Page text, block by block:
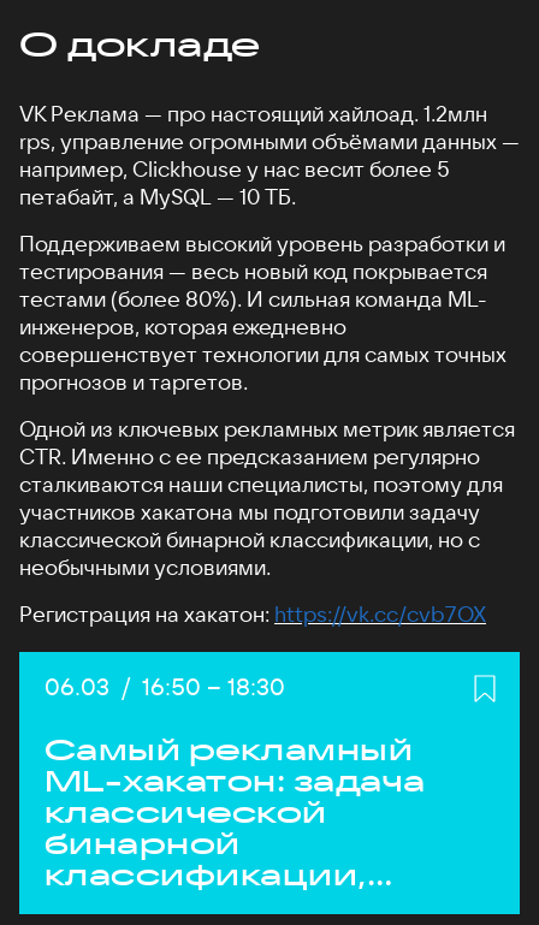
О докладе
VK Реклама — про настоящий хайлоад. 1.2млн
rps, управление огромными объёмами данных —
например, Clickhouse у нас весит более 5
петабайт, а MySQL — 10 ТБ.
Поддерживаем высокий уровень разработки и
тестирования — весь новый код покрывается
тестами (более 80%). И сильная команда ML-
инженеров, которая ежедневно
совершенствует технологии для самых точных
прогнозов и таргетов.
Одной из ключевых рекламных метрик является
CTR. Именно с ее предсказанием регулярно
сталкиваются наши специалисты, поэтому для
участников хакатона мы подготовили задачу
классической бинарной классификации, но с
необычными условиями.
Регистрация на хакатон: https://vk.cc/cvb7OX
Дата:
06.03 / Начало:
16:50 – Конец:
18:30
Самый рекламный
ML-хакатон: задача
классической
бинарной
классификации,
но с необычными